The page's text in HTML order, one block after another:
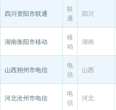
四川资阳市联通
联
通
四川
湖南衡阳市移动
移
动
湖南
山西朔州市电信
电
信
山西
河北沧州市电信
电
信
河北